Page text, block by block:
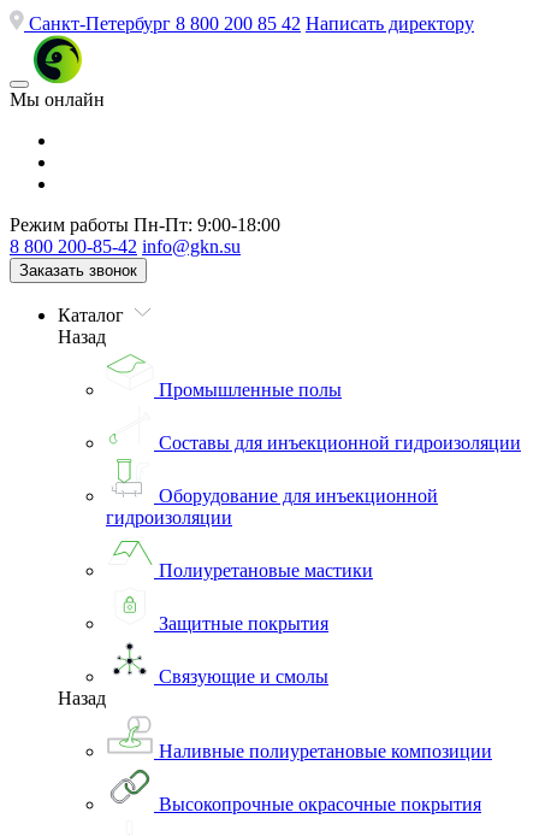
Санкт-Петербург 8 800 200 85 42 Написать директору
Мы онлайн
Режим работы Пн-Пт: 9:00-18:00
8 800 200-85-42 info@gkn.su
Заказать звонок
Каталог
Назад
Промышленные полы
Составы для инъекционной гидроизоляции
Оборудование для инъекционной
гидроизоляции
Полиуретановые мастики
Защитные покрытия
Связующие и смолы
Назад
Наливные полиуретановые композиции
Высокопрочные окрасочные покрытия